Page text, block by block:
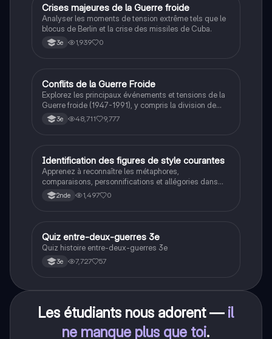
CHistoire
Crises majeures de la Guerre froide
Analyser les moments de tension extrême tels que le
blocus de Berlin et la crise des missiles de Cuba.
3e 1,939 0
Histoire
Conflits de la Guerre Froide
Explorez les principaux événements et tensions de la
Guerre froide (1947-1991), y compris la division de
l'Allemagne, la crise de Cuba, la guerre du Vietnam, et
la course à l'espace. Cette fiche de révision couvre les
historique.
3e 48,711 9,777
IFrançais
Identification des figures de style courantes
Apprenez à reconnaître les métaphores,
comparaisons, personnifications et allégories dans
des phrases simples.
2nde 1,497 0
QHistoire
Quiz entre-deux-guerres 3e
Quiz histoire entre-deux-guerres 3e
3e 7,727 57
Les étudiants nous adorent — il
ne manque plus que toi.